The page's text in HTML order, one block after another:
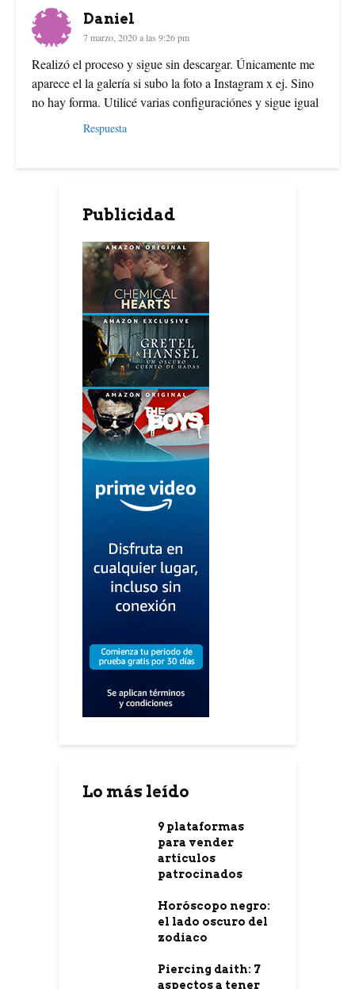
Daniel
7 marzo, 2020 a las 9:26 pm
Realizó el proceso y sigue sin descargar. Únicamente me
aparece el la galería si subo la foto a Instagram x ej. Sino
no hay forma. Utilicé varias configuraciónes y sigue igual
Respuesta
Publicidad
Lo más leído
9 plataformas
para vender
artículos
patrocinados
Horóscopo negro:
el lado oscuro del
zodiaco
Piercing daith: 7
aspectos a tener